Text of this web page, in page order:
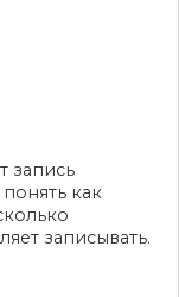
запись
как
записывать.